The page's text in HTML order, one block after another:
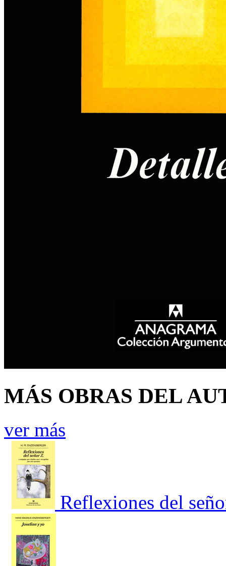
MÁS OBRAS DEL
ver más
Reflexiones del